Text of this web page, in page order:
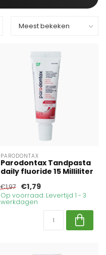
PARODONTAX
Parodontax Tandpasta
daily fluoride 15 Milliliter
€1,97 €1,79
Op voorraad. Levertijd 1 - 3
werkdagen